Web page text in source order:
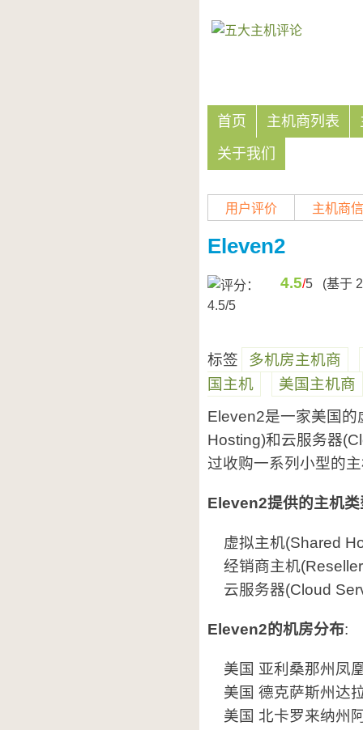
首页 主机商列表
关于我们
用户评价 主机商
Eleven2
4.5/5 (基于 2
标签
多机房主机商
国主机
美国主机商
Eleven2是一家美国
Hosting)和云服务器
过收购一系列小型的
Eleven2提供的主机类
虚拟主机(Shared
经销商主机
云服务器(Cloud
Eleven2的机房分布:
美国 亚利桑那州凤
美国 德克萨斯州达
美国 北卡罗来纳州